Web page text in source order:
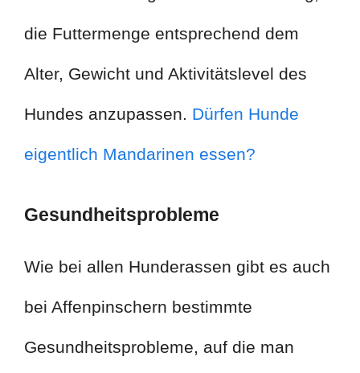
die Futtermenge entsprechend dem
Alter, Gewicht und Aktivitätslevel des
Hundes anzupassen. Dürfen Hunde
eigentlich Mandarinen essen?
Gesundheitsprobleme
Wie bei allen Hunderassen gibt es auch
bei Affenpinschern bestimmte
Gesundheitsprobleme, auf die man